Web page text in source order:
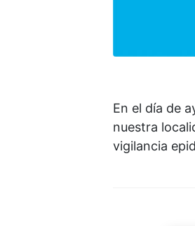
En el día de
nuestra
vigilancia